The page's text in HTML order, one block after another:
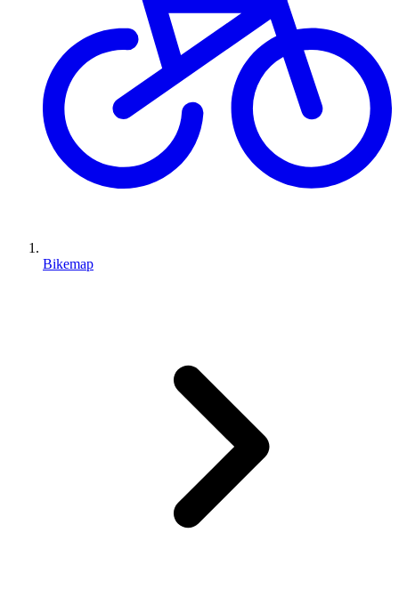
Bikemap